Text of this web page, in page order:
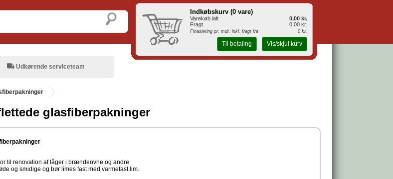
Udkørende serviceteam
glasfiberpakninger
til renovation af låger i brændeovne og andre
og smidige og bør limes fast med varmefast lim.
Indkøbskurv (0 vare)
Varekøb ialt
0,00 kr.
Fragt
0,00 kr.
Finasiering pr. mdr. inkl. fragt fra 0 kr.
Til betaling Vis/skjul kurv